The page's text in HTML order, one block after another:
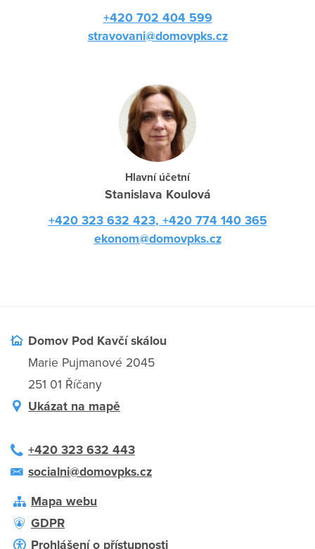
+420 702 404 599
stravovani@domovpks.cz
Hlavní účetní
Stanislava Koulová
+420 323 632 423, +420 774 140 365
ekonom@domovpks.cz
Domov Pod Kavčí skálou
Marie Pujmanové 2045
251 01 Říčany
Ukázat na mapě
+420 323 632 443
socialni@domovpks.cz
Mapa webu
GDPR
Prohlášení o přístupnosti